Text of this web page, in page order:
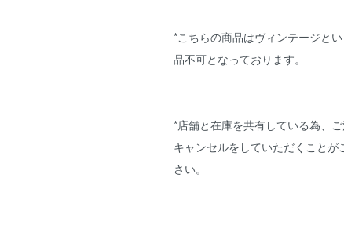
*こちらの商品はヴィンテージと
品不可となっております。
*店舗と在庫を共有している為、
キャンセルをしていただくこと
さい。